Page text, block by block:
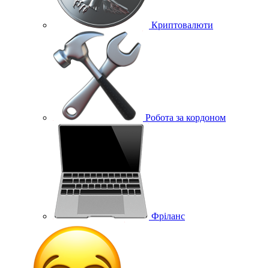
Криптовалюти
Робота за кордоном
Фріланс